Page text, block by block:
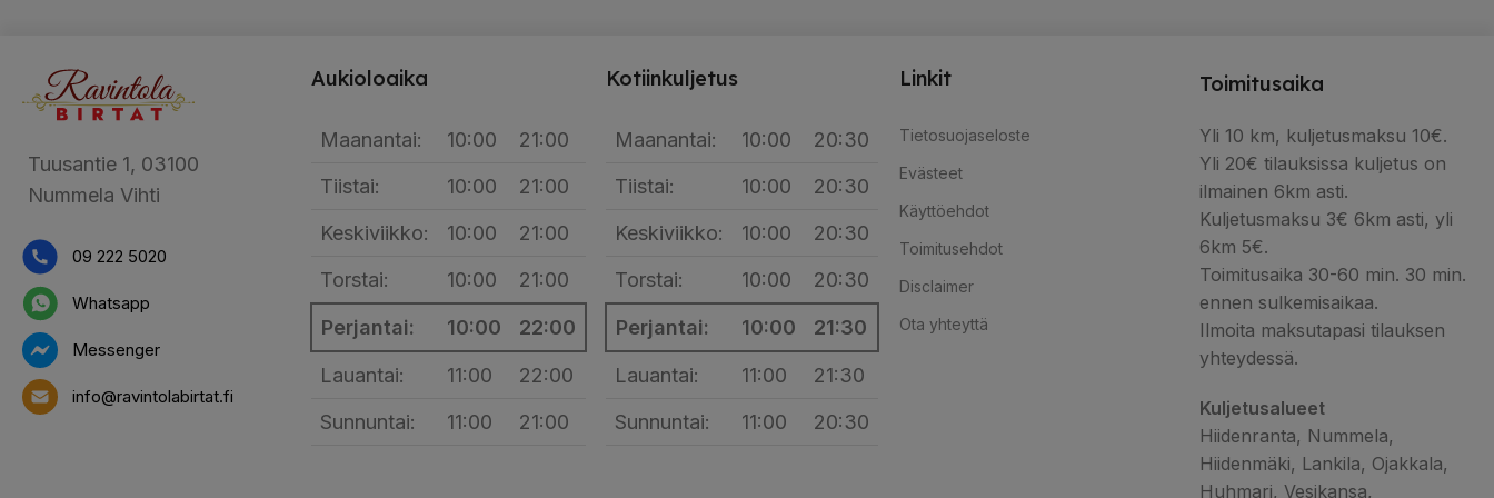
Tuusantie 1, 03100
Nummela Vihti
09 222 5020
Whatsapp
Messenger
info@ravintolabirtat.fi
Aukioloaika
Maanantai: 10:00
21:00
Tiistai:
10:00
21:00
Keskiviikko:
10:00
21:00
Torstai:
10:00 21:00
Perjantai: 10:00 22:00
Lauantai: 11:00
22:00
Sunnuntai:
11:00 21:00
Kotiinkuljetus
Maanantai: 10:00
20:30
Tiistai:
10:00
20:30
Keskiviikko:
10:00
20:30
Torstai:
10:00 20:30
Perjantai: 10:00 21:30
Lauantai: 11:00
21:30
Sunnuntai:
11:00 20:30
Linkit
Tietosuojaseloste
Evästeet
Käyttöehdot
Toimitusehdot
Disclaimer
Ota yhteyttä
Toimitusaika
Yli 10 km, kuljetusmaksu 10€.
Yli 20€ tilauksissa kuljetus on
ilmainen 6km asti.
Kuljetusmaksu 3€ 6km asti, yli
6km 5€.
Toimitusaika 30-60 min. 30 min.
ennen sulkemisaikaa.
Ilmoita maksutapasi tilauksen
yhteydessä.
Kuljetusalueet
Hiidenranta, Nummela,
Hiidenmäki, Lankila, Ojakkala,
Huhmari, Vesikansa,